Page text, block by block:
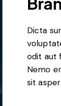
Dicta
odit aut
Nemo
sit